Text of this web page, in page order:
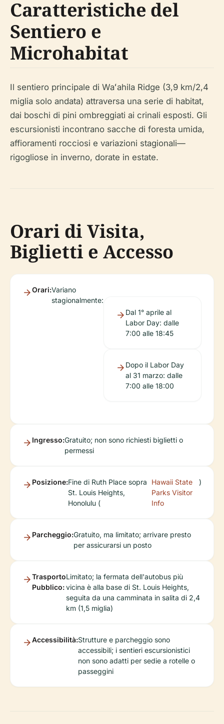
Caratteristiche del
Sentiero e
Microhabitat
Il sentiero principale di Waʻahila Ridge (3,9 km/2,4
miglia solo andata) attraversa una serie di habitat,
dai boschi di pini ombreggiati ai crinali esposti. Gli
escursionisti incontrano sacche di foresta umida,
affioramenti rocciosi e variazioni stagionali—
rigogliose in inverno, dorate in estate.
Orari di Visita,
Biglietti e Accesso
Orari:Variano
stagionalmente:
Dal 1° aprile al
Labor Day: dalle
7:00 alle 18:45
Dopo il Labor Day
al 31 marzo: dalle
7:00 alle 18:00
Ingresso:Gratuito; non sono richiesti biglietti o
permessi
Posizione:Fine di Ruth Place sopra
St. Louis Heights,
Honolulu (
Hawaii State
Parks Visitor
Info
)
Parcheggio:Gratuito, ma limitato; arrivare presto
per assicurarsi un posto
Trasporto
Pubblico:
Limitato; la fermata dell'autobus più
vicina è alla base di St. Louis Heights,
seguita da una camminata in salita di 2,4
km (1,5 miglia)
Accessibilità:Strutture e parcheggio sono
accessibili; i sentieri escursionistici
non sono adatti per sedie a rotelle o
passeggini